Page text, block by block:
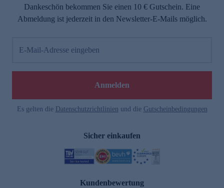
Dankeschön bekommen Sie einen 10 € Gutschein. Eine
Abmeldung ist jederzeit in den Newsletter-E-Mails möglich.
E-Mail-Adresse eingeben
Anmelden
Es gelten die Datenschutzrichtlinien und die Gutscheinbedingungen
Sicher einkaufen
Kundenbewertung